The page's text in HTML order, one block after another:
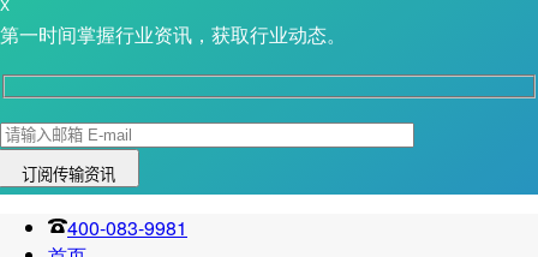
X
第一时间掌握行业资讯，获取行业动态。
400-083-9981